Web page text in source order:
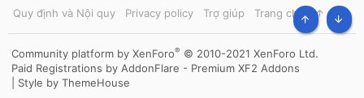
Quy định và Nội quy
Privacy policy Trợ giúp Trang chủ
R
S
Community platform by XenForo® © 2010-2021 XenForo Ltd.
Paid Registrations by AddonFlare - Premium XF2 Addons
Style by ThemeHouse
TOP